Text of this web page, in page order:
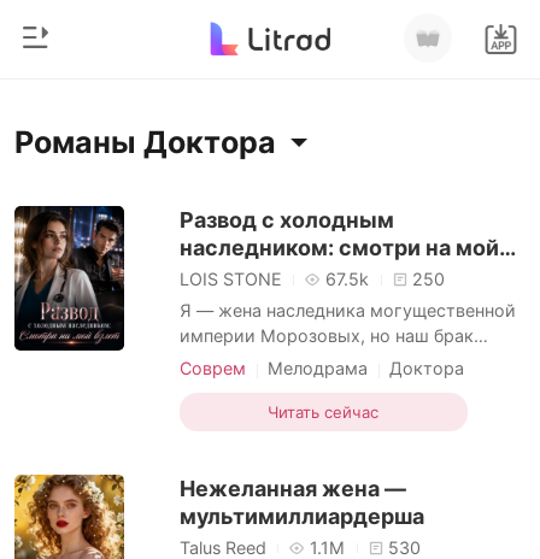
История чтения
Выйти
Скачать приложение
Главная
Соврем
Оборотни
Романы
Рейтинг
Короткие Рассказы
Романы Доктора
Развод с холодным
наследником: смотри на мой
взлет
LOIS STONE 67.5k
250
Я — жена наследника могущественной
империи Морозовых, но наш брак
всегда был лишь красивой декорацией
триумфально вернулся в город, я
узнала последней — из светской
окружении чужих женщин на яхте. Он
прокрался в нашу квартиру на
Соврем Мелодрама
Доктора
Измена
Читать сейчас
Нежеланная жена —
мультимиллиардерша
Talus Reed 1.1M
530